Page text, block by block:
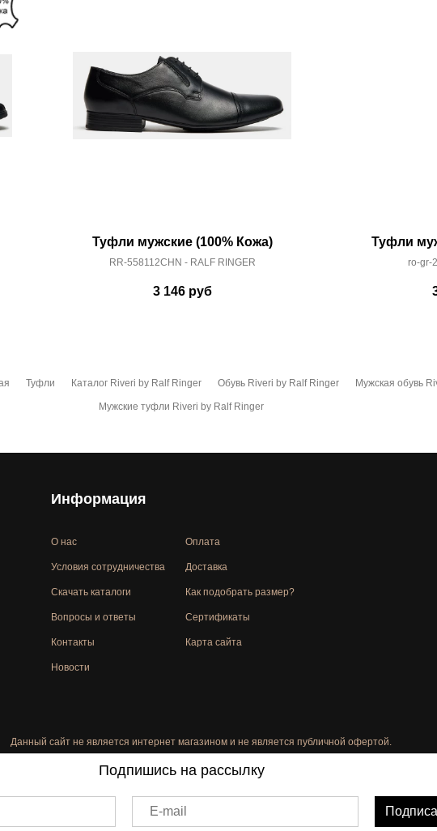
Туфли мужские (100% Кожа)
RR-558112CHN - RALF RINGER
3 146руб
Туфли
ro-gr-
Туфли Каталог Riveri by Ralf Ringer Обувь Riveri by Ralf Ringer Мужская обувь
Мужские туфли Riveri by Ralf Ringer
Информация
О нас
Условия сотрудничества
Скачать каталоги
Вопросы и ответы
Контакты
Новости
Оплата
Доставка
Как подобрать размер?
Сертификаты
Карта сайта
Данный сайт не является интернет магазином и не является публичной офертой.
Подпишись на рассылку
E-mail